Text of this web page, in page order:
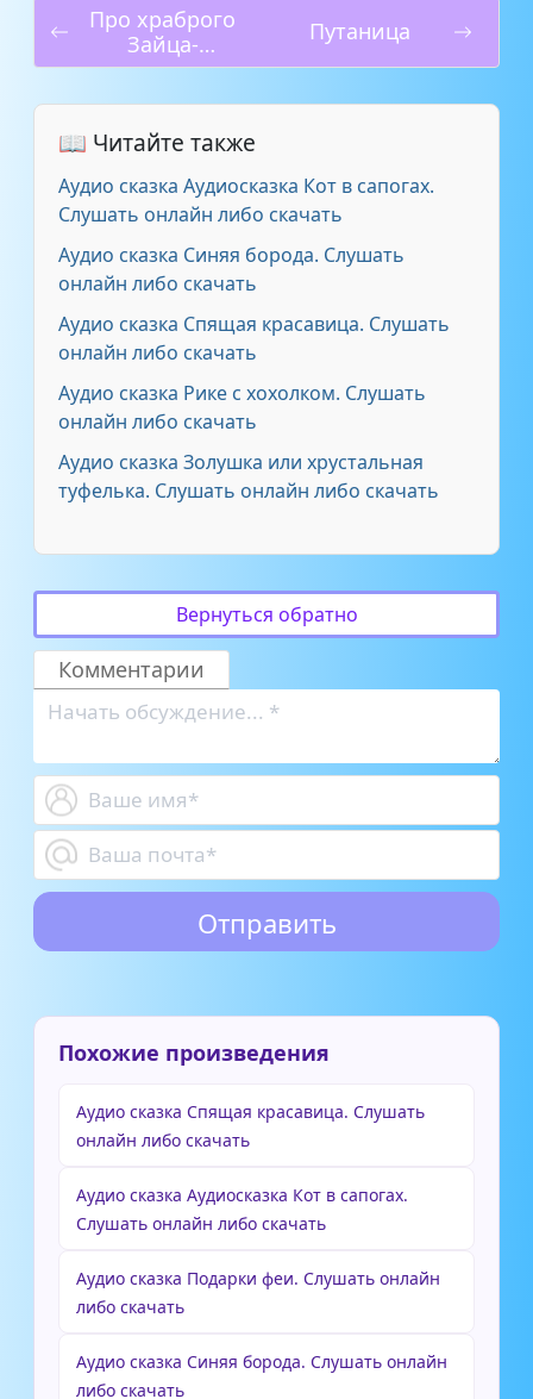
Про храброго
Зайца-
длинные уши,
хвост
Путаница
📖 Читайте также
Аудио сказка Аудиосказка Кот в сапогах.
Слушать онлайн либо скачать
Аудио сказка Синяя борода. Слушать
онлайн либо скачать
Аудио сказка Спящая красавица. Слушать
онлайн либо скачать
Аудио сказка Рике с хохолком. Слушать
онлайн либо скачать
Аудио сказка Золушка или хрустальная
туфелька. Слушать онлайн либо скачать
Вернуться обратно
Комментарии
Похожие произведения
Аудио сказка Спящая красавица. Слушать
онлайн либо скачать
Аудио сказка Аудиосказка Кот в сапогах.
Слушать онлайн либо скачать
Аудио сказка Подарки феи. Слушать онлайн
либо скачать
Аудио сказка Синяя борода. Слушать онлайн
либо скачать